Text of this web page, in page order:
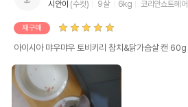
시안이 (수컷) 9살 6kg 코리안쇼트헤어
재구매
아이시아 먀우먀우 토비키리 참치&닭가슴살 캔 60g